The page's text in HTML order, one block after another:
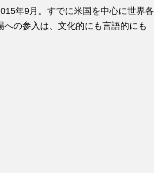
年9月。すでに米国を中心に世界各
の参入は、文化的にも言語的にも